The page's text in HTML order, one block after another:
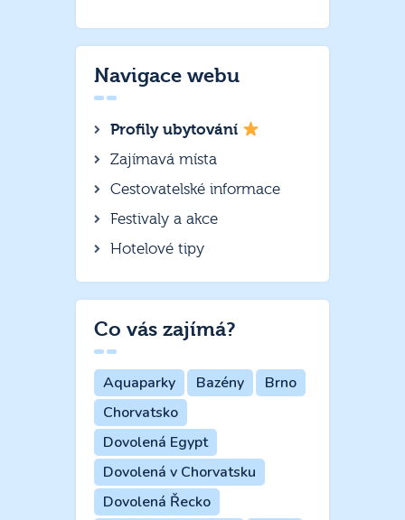
Navigace webu
Profily ubytování
Zajímavá místa
Cestovatelské informace
Festivaly a akce
Hotelové tipy
Co vás zajímá?
Aquaparky Bazény
Brno
Chorvatsko
Dovolená Egypt
Dovolená v Chorvatsku
Dovolená Řecko